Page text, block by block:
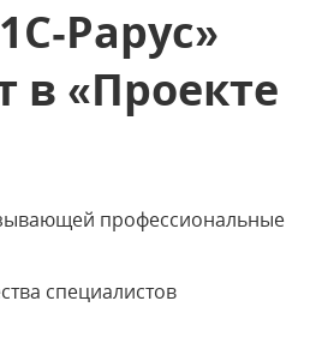
в «Проекте
профессиональные
специалистов